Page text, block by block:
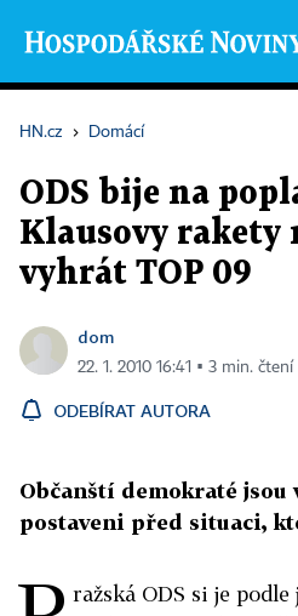
HN.cz › Domácí
ODS bije na
Klausovy rakety
vyhrát TOP 09
dom
22. 1. 2010 16:41 ▪ 3 min. čtení
ODEBÍRAT AUTORA
Občanští demokraté jsou
postaveni před situaci,
ražská ODS si je